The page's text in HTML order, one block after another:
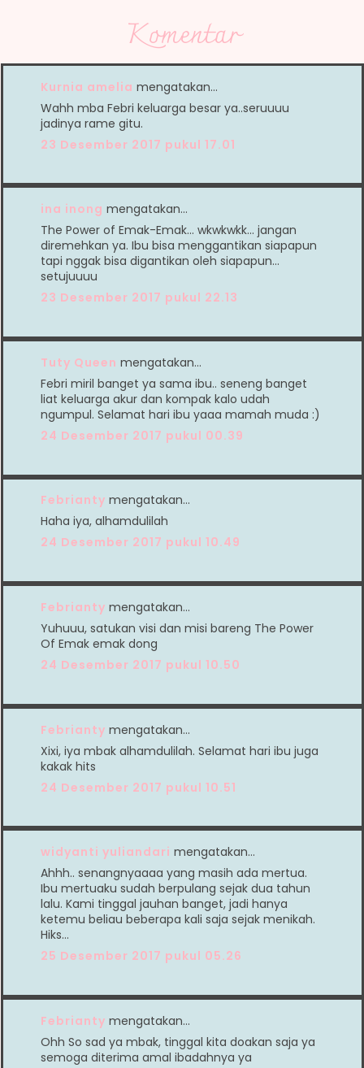
Komentar
Kurnia amelia mengatakan…
Wahh mba Febri keluarga besar ya..seruuuu
jadinya rame gitu.
23 Desember 2017 pukul 17.01
ina inong mengatakan…
The Power of Emak-Emak... wkwkwkk... jangan
diremehkan ya. Ibu bisa menggantikan siapapun
tapi nggak bisa digantikan oleh siapapun...
setujuuuu
23 Desember 2017 pukul 22.13
Tuty Queen mengatakan…
Febri miril banget ya sama ibu.. seneng banget
liat keluarga akur dan kompak kalo udah
ngumpul. Selamat hari ibu yaaa mamah muda :)
24 Desember 2017 pukul 00.39
Febrianty mengatakan…
Haha iya, alhamdulilah
24 Desember 2017 pukul 10.49
Febrianty mengatakan…
Yuhuuu, satukan visi dan misi bareng The Power
Of Emak emak dong
24 Desember 2017 pukul 10.50
Febrianty mengatakan…
Xixi, iya mbak alhamdulilah. Selamat hari ibu juga
kakak hits
24 Desember 2017 pukul 10.51
widyanti yuliandari mengatakan…
Ahhh.. senangnyaaaa yang masih ada mertua.
Ibu mertuaku sudah berpulang sejak dua tahun
lalu. Kami tinggal jauhan banget, jadi hanya
ketemu beliau beberapa kali saja sejak menikah.
Hiks...
25 Desember 2017 pukul 05.26
Febrianty mengatakan…
Ohh So sad ya mbak, tinggal kita doakan saja ya
semoga diterima amal ibadahnya ya